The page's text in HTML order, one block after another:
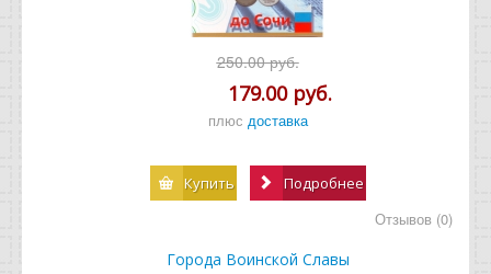
250.00 руб.
179.00 руб.
плюс доставка
Купить Подробнее
Отзывов (0)
Города Воинской Славы